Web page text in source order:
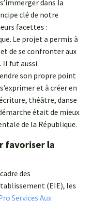
dans la
clé de notre
facettes :
Le projet a permis à
de se confronter aux
Il fut aussi
son propre point
et à créer en
théâtre, danse
était de mieux
de la République.
favoriser la
des
(EIE), les
Services Aux